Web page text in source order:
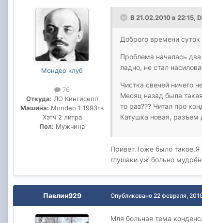
Мондео клуб
76
Откуда: ЛО Кингисепп
Машина: Mondeo 1 1993гв
Хэтч 2 литра
Пол: Мужчина
В 21.02.2010 в 22:15,
Доброго времени
Проблема началась
ладно, не стал
Чистка свечей ничего
Месяц назад была
то раз??? Читал про
Катушка новая, разъем
Привет.Тоже было такое.Я
глушаки уж больно
Павлин929 Опубликовано 22 февраля,
Мля больная тема